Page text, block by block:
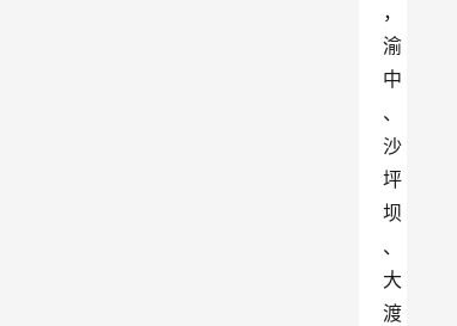
，
渝
中
、
沙
坪
坝
、
大
渡